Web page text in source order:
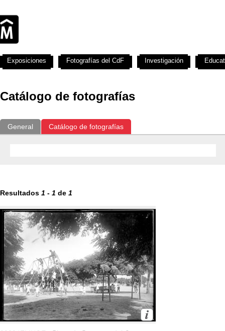
Catálogo de fotografías
General Catálogo de fotografías
Resultados 1 - 1 de 1
Exposiciones Fotografías del CdF Investigación